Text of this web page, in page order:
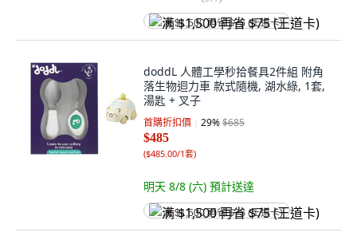
满 $1,500 再省 $75 (王道卡)
doddL 人體工學秒拾餐具2件組 附角
落生物迴力車 款式隨機, 湖水綠, 1套,
湯匙 + 叉子
首購折扣價 29%$685
$485
($485.00/1套)
明天 8/8 (六) 預計送達
满 $1,500 再省 $75 (王道卡)